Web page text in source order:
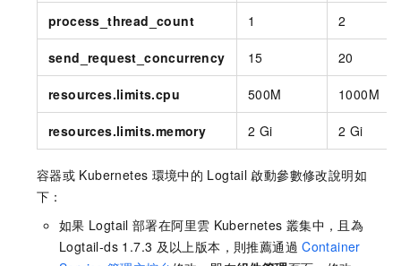
process_thread_count 1 2
send_request_concurrency 15 20
resources.limits.cpu 500M 1000M
resources.limits.memory 2 Gi 2 Gi
容器或 Kubernetes 環境中的 Logtail 啟動參數修改說明如
下：
如果 Logtail 部署在阿里雲 Kubernetes 叢集中，且為
Logtail-ds 1.7.3 及以上版本，則推薦通過 Container